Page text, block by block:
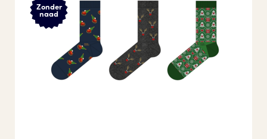
Zonder
naad